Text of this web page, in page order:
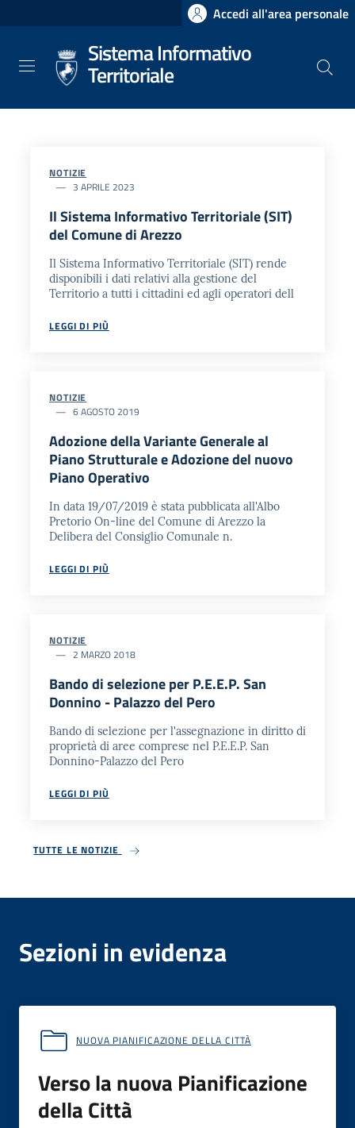
al
principale
Accedi all'area personale
Sistema Informativo
Territoriale
NOTIZIE
3 APRILE 2023
Il Sistema Informativo Territoriale (SIT)
del Comune di Arezzo
Il Sistema Informativo Territoriale (SIT) rende
disponibili i dati relativi alla gestione del
Territorio a tutti i cittadini ed agli operatori dell
LEGGI DI PIÙ
NOTIZIE
6 AGOSTO 2019
Adozione della Variante Generale al
Piano Strutturale e Adozione del nuovo
Piano Operativo
In data 19/07/2019 è stata pubblicata all'Albo
Pretorio On-line del Comune di Arezzo la
Delibera del Consiglio Comunale n.
LEGGI DI PIÙ
NOTIZIE
2 MARZO 2018
Bando di selezione per P.E.E.P. San
Donnino - Palazzo del Pero
Bando di selezione per l'assegnazione in diritto di
proprietà di aree comprese nel P.E.E.P. San
Donnino-Palazzo del Pero
LEGGI DI PIÙ
TUTTE LE NOTIZIE
Sezioni in evidenza
NUOVA PIANIFICAZIONE DELLA CITTÀ
Verso la nuova Pianificazione
della Città